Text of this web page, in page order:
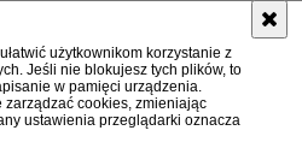
użytkownikom korzystanie z
Jeśli nie blokujesz tych plików, to
w pamięci urządzenia.
zarządzać cookies, zmieniając
ustawienia przeglądarki oznacza